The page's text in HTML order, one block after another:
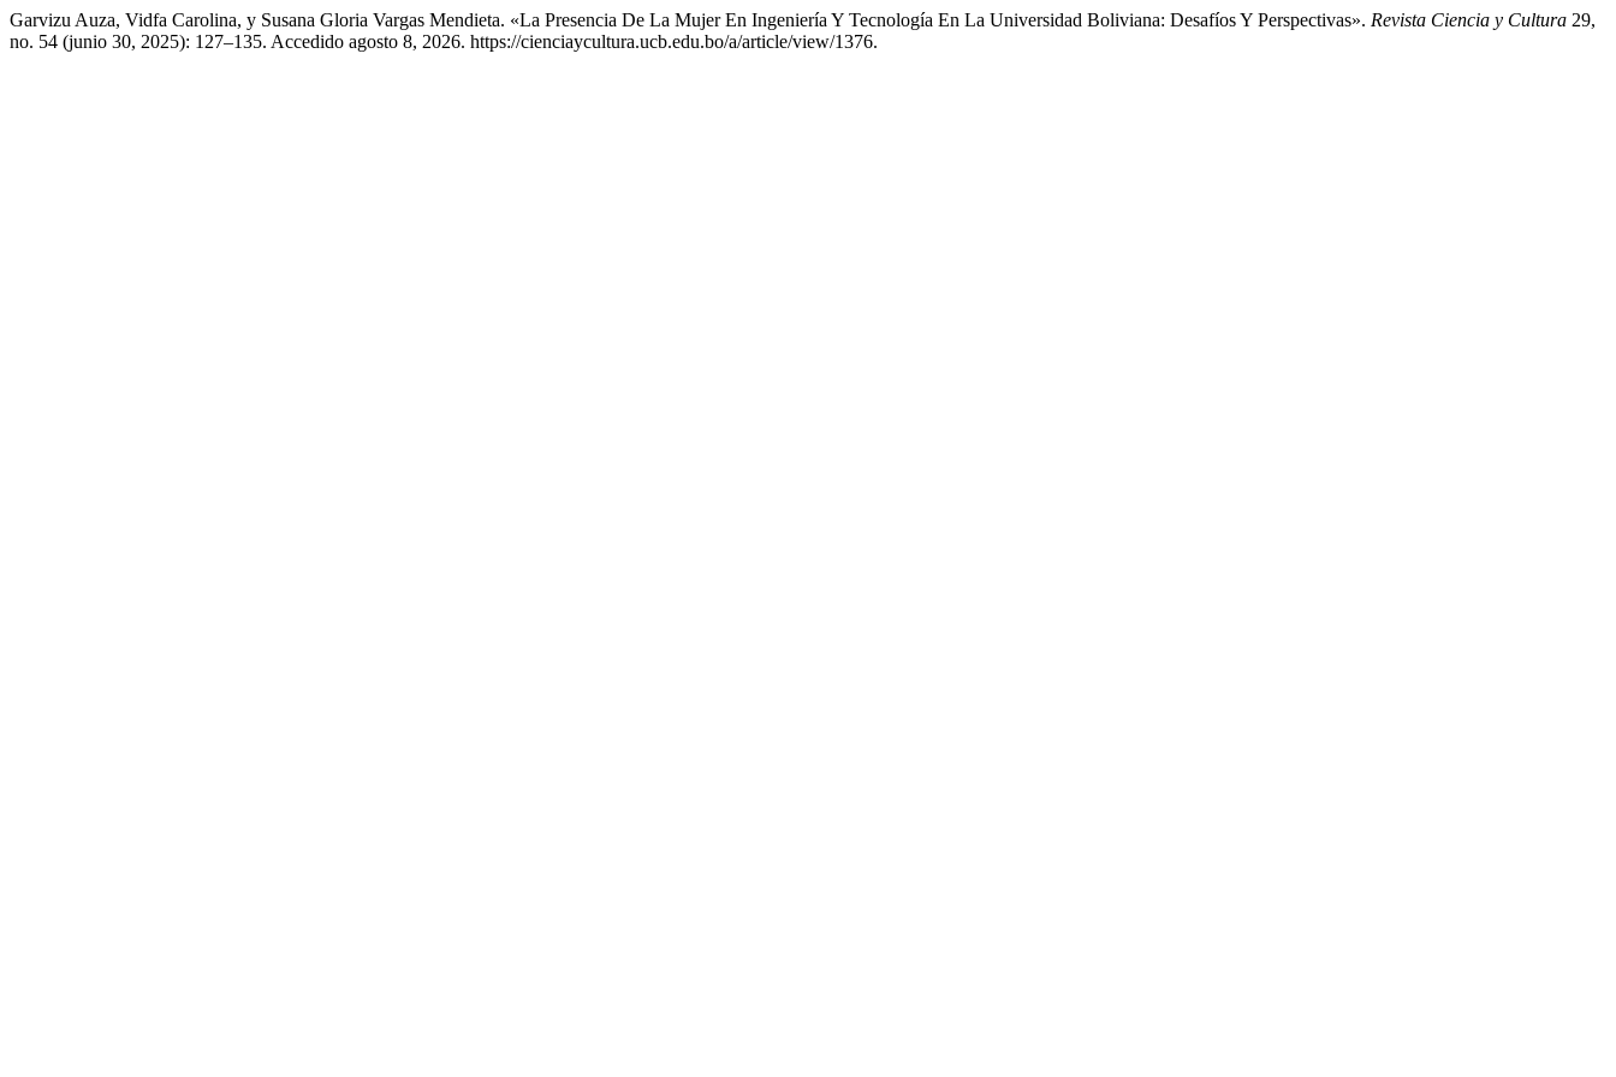
Garvizu Auza, Vidfa Carolina, y Susana Gloria Vargas Mendieta. «La Presencia De La Mujer En Ingeniería Y Tecnología En La Universidad Boliviana: Desafíos Y Perspectivas». Revista Ciencia y Cultura 29,
no. 54 (junio 30, 2025): 127–135. Accedido agosto 8, 2026. https://cienciaycultura.ucb.edu.bo/a/article/view/1376.